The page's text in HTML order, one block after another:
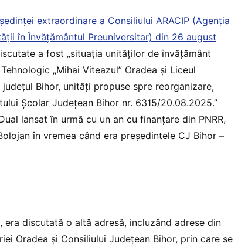
extraordinare a Consiliului ARACIP (Agenția
în Învățământul Preuniversitar) din 26 august
a fost „situația unităților de învățământ
„Mihai Viteazul” Oradea și Liceul
Bihor, unități propuse spre reorganizare,
Școlar Județean Bihor nr. 6315/20.08.2025.”
lansat în urmă cu un an cu finanțare din PNRR,
în vremea când era președintele CJ Bihor –
era discutată o altă adresă, incluzând adrese din
Oradea și Consiliului Județean Bihor, prin care se